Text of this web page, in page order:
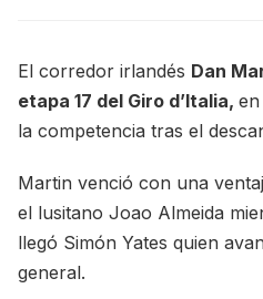
El corredor irlandés Dan
etapa 17 del Giro d’Italia,
la competencia tras el
Martin venció con una
el lusitano Joao Almeida
llegó Simón Yates quien
general.